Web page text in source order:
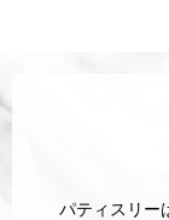
パティスリー